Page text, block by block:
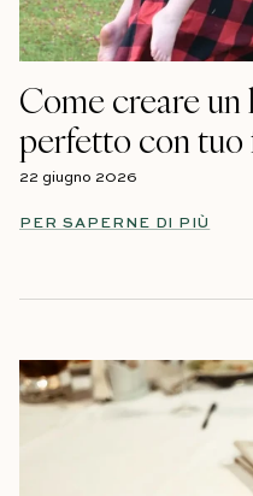
Come creare
perfetto con tuo
22 giugno 2026
PER SAPERNE DI PIÙ